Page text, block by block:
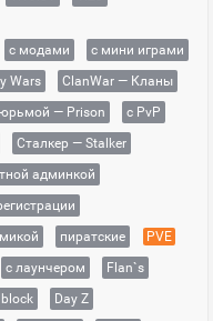
с модами
с мини играми
Wars
ClanWar — Кланы
— Prison
с PvP
Сталкер — Stalker
админкой
пиратские
PVE
с лаунчером
Flan`s
Day Z